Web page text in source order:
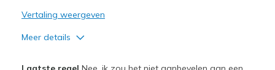
Vertaling weergeven
Meer details